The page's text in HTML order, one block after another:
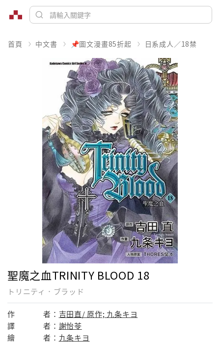
首頁 中文書 📌圖文漫畫85折起 日系成人／18禁
聖魔之血TRINITY BLOOD 18
トリニティ．ブラッド
作 者： 吉田直/ 原作; 九条キヨ
譯
者： 謝怡苓
繪
者： 九条キヨ